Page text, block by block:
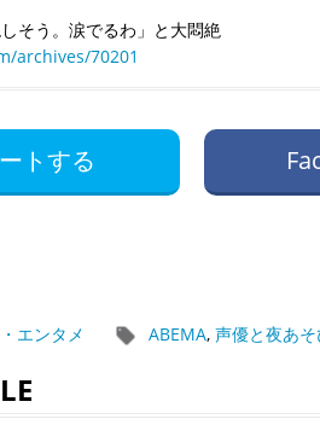
そう。涙でるわ」と大悶絶
archives/70201
トする
エンタメ ABEMA, 声優と夜あ